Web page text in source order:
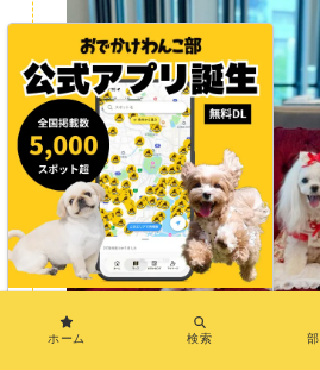
ホーム 検索